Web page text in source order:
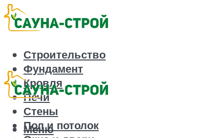
Строительство
Фундамент
Кровля
Печи
Стены
Пол и потолок
Меню